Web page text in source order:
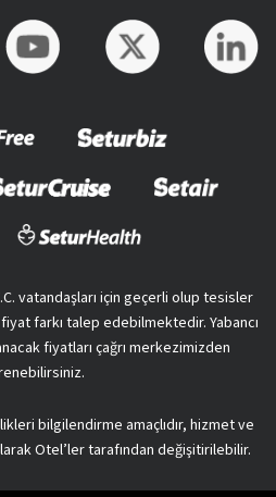
vatandaşları için geçerli olup tesisler
farkı talep edebilmektedir. Yabancı
fiyatları çağrı merkezimizden
bilgilendirme amaçlıdır, hizmet ve
Otel’ler tarafından değişitirilebilir.